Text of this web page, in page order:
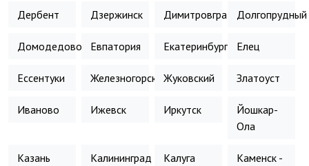
Дербент Дзержинск Димитровград Долгопрудный
Домодедово Евпатория Екатеринбург Елец
Ессентуки Железногорск Жуковский Златоуст
Иваново Ижевск Иркутск
Йошкар-
Ола
Казань Калининград Калуга
Каменск -